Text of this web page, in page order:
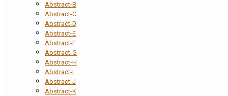
Abstract-B
Abstract-C
Abstract-D
Abstract-E
Abstract-F
Abstract-G
Abstract-H
Abstract-I
Abstract-J
Abstract-K